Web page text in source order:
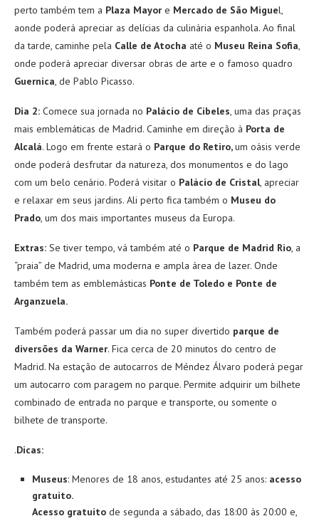
perto também tem a Plaza Mayor e Mercado de São Miguel,
aonde poderá apreciar as delícias da culinária espanhola. Ao final
da tarde, caminhe pela Calle de Atocha até o Museu Reina Sofia,
onde poderá apreciar diversar obras de arte e o famoso quadro
Guernica, de Pablo Picasso.
Dia 2: Comece sua jornada no Palácio de Cibeles, uma das praças
mais emblemáticas de Madrid. Caminhe em direção à Porta de
Alcalá. Logo em frente estará o Parque do Retiro,um oásis verde
onde poderá desfrutar da natureza, dos monumentos e do lago
com um belo cenário. Poderá visitar o Palácio de Cristal, apreciar
e relaxar em seus jardins. Ali perto fica também o Museu do
Prado, um dos mais importantes museus da Europa.
Extras: Se tiver tempo, vá também até o Parque de Madrid Rio, a
“praia” de Madrid, uma moderna e ampla área de lazer. Onde
também tem as emblemásticas Ponte de Toledo e Ponte de
Arganzuela.
Também poderá passar um dia no super divertido parque de
diversões da Warner. Fica cerca de 20 minutos do centro de
Madrid. Na estação de autocarros de Méndez Álvaro poderá pegar
um autocarro com paragem no parque. Permite adquirir um bilhete
combinado de entrada no parque e transporte, ou somente o
bilhete de transporte.
.Dicas:
Museus: Menores de 18 anos, estudantes até 25 anos: acesso
gratuito.
Acesso gratuito de segunda a sábado, das 18:00 às 20:00 e,